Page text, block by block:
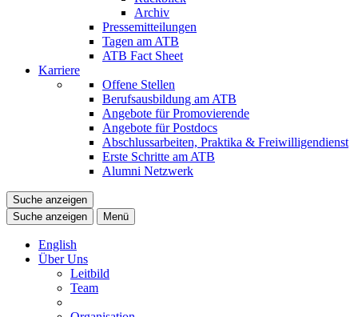
Archiv
Pressemitteilungen
Tagen am ATB
ATB Fact Sheet
Karriere
Offene Stellen
Berufsausbildung am ATB
Angebote für Promovierende
Angebote für Postdocs
Abschlussarbeiten, Praktika & Freiwilligendienst
Erste Schritte am ATB
Alumni Netzwerk
Suche anzeigen
Suche anzeigen
Menü
English
Über Uns
Leitbild
Team